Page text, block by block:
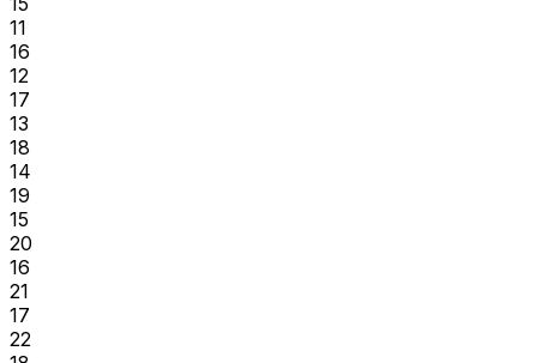
11
16
12
17
13
18
14
19
15
20
16
21
17
22